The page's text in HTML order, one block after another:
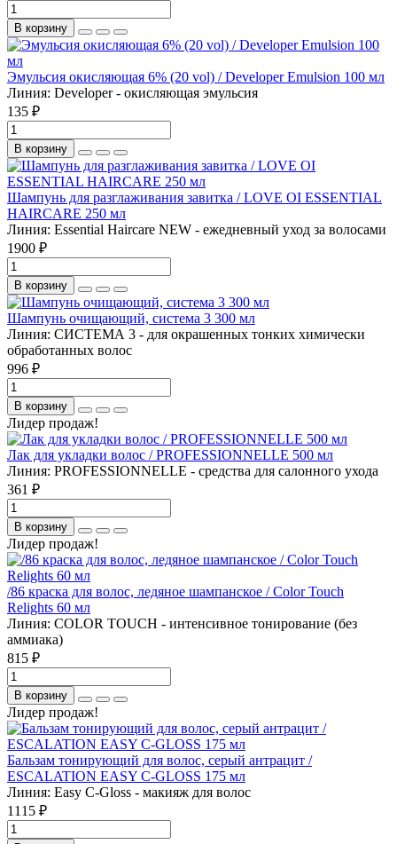
В корзину
Эмульсия окисляющая 6% (20 vol) / Developer Emulsion 100 мл
Линия: Developer - окисляющая эмульсия
135 ₽
В корзину
Шампунь для разглаживания завитка / LOVE OI ESSENTIAL
HAIRCARE 250 мл
Линия: Essential Haircare NEW - ежедневный уход за волосами
1900 ₽
В корзину
Шампунь очищающий, система 3 300 мл
Линия: СИСТЕМА 3 - для окрашенных тонких химически
обработанных волос
996 ₽
В корзину
Лидер продаж!
Лак для укладки волос / PROFESSIONNELLE 500 мл
Линия: PROFESSIONNELLE - средства для салонного ухода
361 ₽
В корзину
Лидер продаж!
/86 краска для волос, ледяное шампанское / Color Touch
Relights 60 мл
Линия: COLOR TOUCH - интенсивное тонирование (без
аммиака)
815 ₽
В корзину
Лидер продаж!
Бальзам тонирующий для волос, серый антрацит /
ESCALATION EASY C-GLOSS 175 мл
Линия: Easy C-Gloss - макияж для волос
1115 ₽